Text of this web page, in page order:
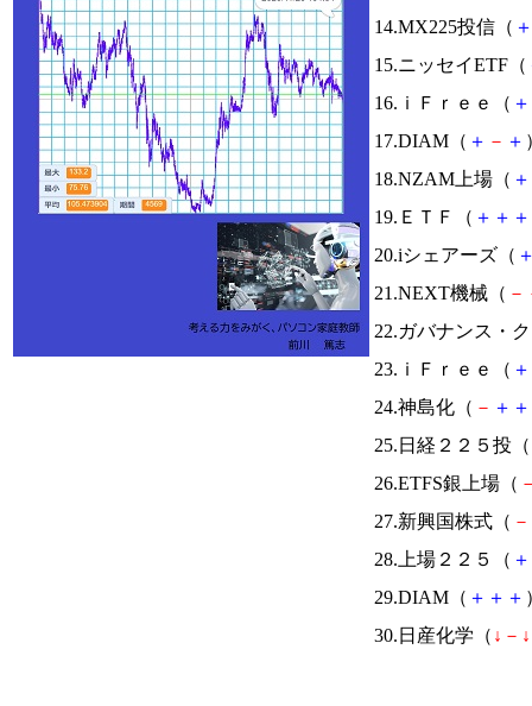
14.MX225投信（ ＋
15.ニッセイETF（
16.ｉＦｒｅｅ（ ＋
17.DIAM（ ＋ － ＋
18.NZAM上場（ ＋
19.ＥＴＦ（ ＋ ＋ ＋
20.iシェアーズ（
21.NEXT機械（ －
22.ガバナンス・
23.ｉＦｒｅｅ（ ＋
24.神島化（ － ＋ ＋
25.日経２２５投（
26.ETFS銀上場（
27.新興国株式（ －
28.上場２２５（ ＋
29.DIAM（ ＋ ＋ ＋
30.日産化学（ ↓ － ↓